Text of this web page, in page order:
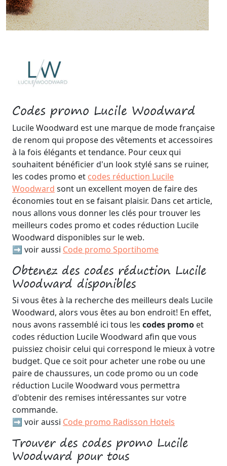
Codes promo Lucile Woodward
Lucile Woodward est une marque de mode française
de renom qui propose des vêtements et accessoires
à la fois élégants et tendance. Pour ceux qui
souhaitent bénéficier d'un look stylé sans se ruiner,
les codes promo et codes réduction Lucile
Woodward sont un excellent moyen de faire des
économies tout en se faisant plaisir. Dans cet article,
nous allons vous donner les clés pour trouver les
meilleurs codes promo et codes réduction Lucile
Woodward disponibles sur le web.
➡️ voir aussi Code promo Sportihome
Obtenez des codes réduction Lucile
Woodward disponibles
Si vous êtes à la recherche des meilleurs deals Lucile
Woodward, alors vous êtes au bon endroit! En effet,
nous avons rassemblé ici tous les codes promo et
codes réduction Lucile Woodward afin que vous
puissiez choisir celui qui correspond le mieux à votre
budget. Que ce soit pour acheter une robe ou une
paire de chaussures, un code promo ou un code
réduction Lucile Woodward vous permettra
d'obtenir des remises intéressantes sur votre
commande.
➡️ voir aussi Code promo Radisson Hotels
Trouver des codes promo Lucile
Woodward pour tous